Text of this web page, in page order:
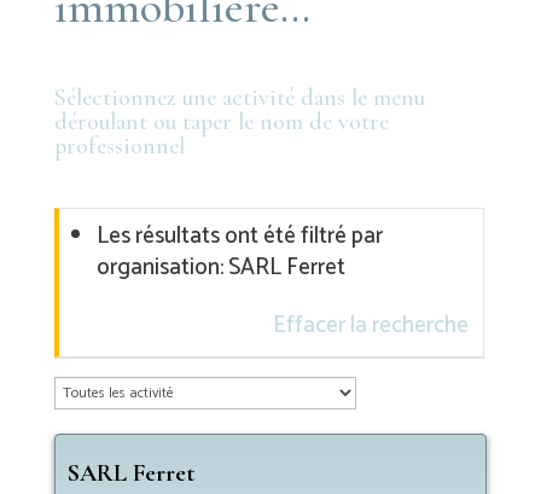
Sélectionnez une activité dans le menu
déroulant ou taper le nom de votre
professionnel
Les résultats ont été filtré par
organisation: SARL Ferret
Effacer la recherche
SARL Ferret